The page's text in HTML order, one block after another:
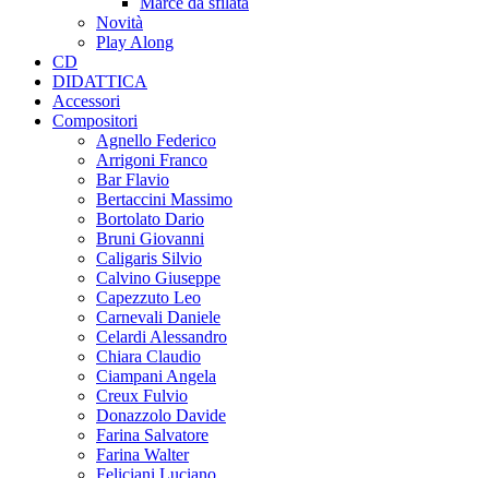
Novità
Play Along
CD
DIDATTICA
Accessori
Compositori
Agnello Federico
Arrigoni Franco
Bar Flavio
Bertaccini Massimo
Bortolato Dario
Bruni Giovanni
Caligaris Silvio
Calvino Giuseppe
Capezzuto Leo
Carnevali Daniele
Celardi Alessandro
Chiara Claudio
Ciampani Angela
Creux Fulvio
Donazzolo Davide
Farina Salvatore
Farina Walter
Feliciani Luciano